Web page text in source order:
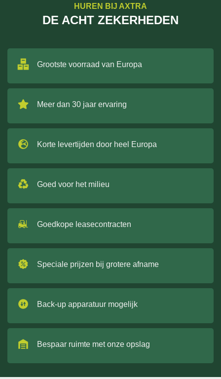
HUREN BIJ AXTRA
DE ACHT ZEKERHEDEN
Grootste voorraad van Europa
Meer dan 30 jaar ervaring
Korte levertijden door heel Europa
Goed voor het milieu
Goedkope leasecontracten
Speciale prijzen bij grotere afname
Back-up apparatuur mogelijk
Bespaar ruimte met onze opslag